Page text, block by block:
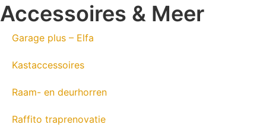
Accessoires & Meer
Garage plus – Elfa
Kastaccessoires
Raam- en deurhorren
Raffito traprenovatie